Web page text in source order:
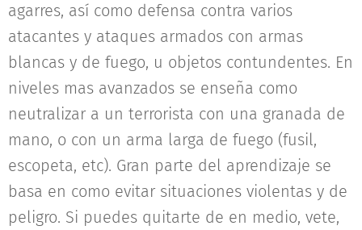
agarres, así como defensa contra varios
atacantes y ataques armados con armas
blancas y de fuego, u objetos contundentes. En
niveles mas avanzados se enseña como
neutralizar a un terrorista con una granada de
mano, o con un arma larga de fuego (fusil,
escopeta, etc). Gran parte del aprendizaje se
basa en como evitar situaciones violentas y de
peligro. Si puedes quitarte de en medio, vete,